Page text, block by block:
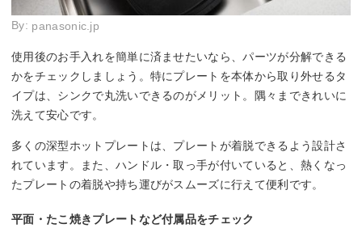
By: panasonic.jp
使用後のお手入れを簡単に済ませたいなら、パーツが分解できる
かをチェックしましょう。特にプレートを本体から取り外せるタ
イプは、シンクで丸洗いできるのがメリット。隅々まできれいに
洗えて安心です。
多くの深型ホットプレートは、プレートが着脱できるよう設計さ
れています。また、ハンドル・取っ手が付いていると、熱くなっ
たプレートの着脱や持ち運びがスムーズに行えて便利です。
平面・たこ焼きプレートなど付属品をチェック